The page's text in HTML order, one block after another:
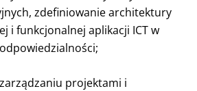
zdefiniowanie architektury
i funkcjonalnej aplikacji ICT w
projektami i